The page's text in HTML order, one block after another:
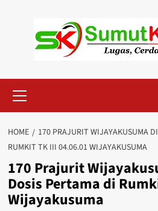
Menu
HOME
170 PRAJURIT WIJAYAKUSUMA
RUMKIT TK III 04.06.01 WIJAYAKUSUMA
170 Prajurit
Dosis Pertama di
Wijayakusuma